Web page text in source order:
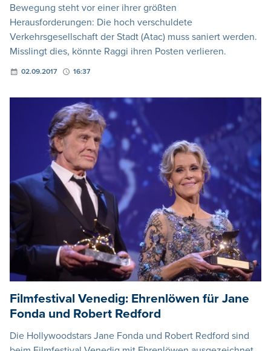
Bewegung steht vor einer ihrer größten
Herausforderungen: Die hoch verschuldete
Verkehrsgesellschaft der Stadt (Atac) muss saniert werden.
Misslingt dies, könnte Raggi ihren Posten verlieren.
02.09.2017 16:37
Filmfestival Venedig: Ehrenlöwen für Jane
Fonda und Robert Redford
Die Hollywoodstars Jane Fonda und Robert Redford sind